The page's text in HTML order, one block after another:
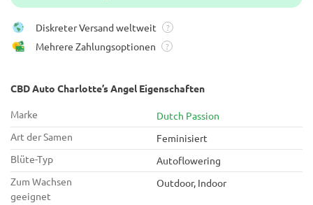
Diskreter Versand weltweit ?
Mehrere Zahlungsoptionen ?
CBD Auto Charlotte’s Angel Eigenschaften
Marke
Dutch Passion
Art der Samen
Feminisiert
Blüte-Typ
Autoflowering
Zum Wachsen
geeignet
Outdoor, Indoor